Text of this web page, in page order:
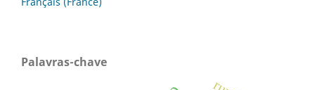
Palavras-chave